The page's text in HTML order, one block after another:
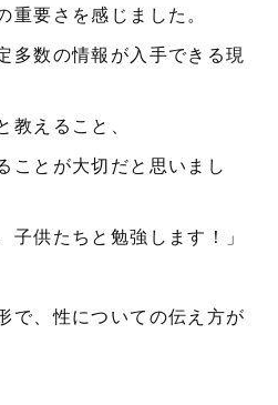
要さを感じました。
多数の情報が入手できる現
えること、
ことが大切だと思いまし
子供たちと勉強します！」
で、性についての伝え方が